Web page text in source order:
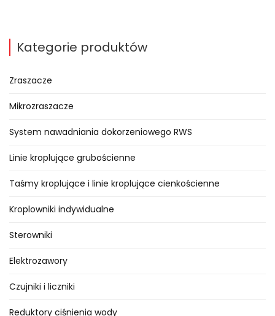
Kategorie produktów
Zraszacze
Mikrozraszacze
System nawadniania dokorzeniowego RWS
Linie kroplujące grubościenne
Taśmy kroplujące i linie kroplujące cienkościenne
Kroplowniki indywidualne
Sterowniki
Elektrozawory
Czujniki i liczniki
Reduktory ciśnienia wody